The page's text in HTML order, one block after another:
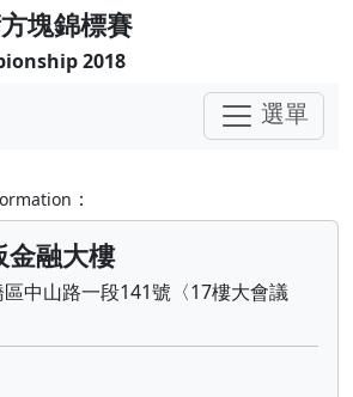
塊錦標賽
2018
選單
：
金融大樓
中山路一段141號〈17樓大會議